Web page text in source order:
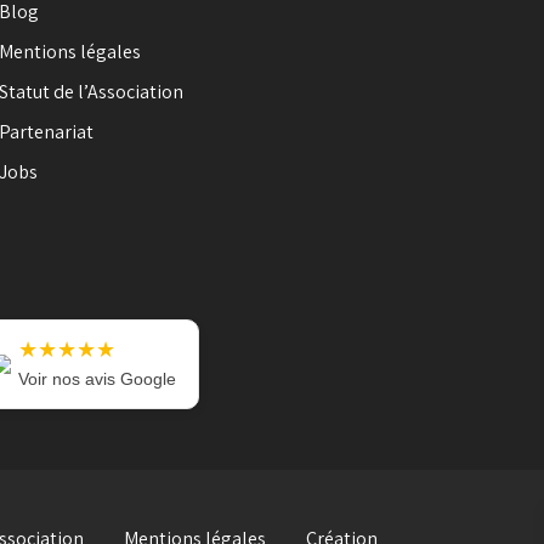
Blog
Mentions légales
Statut de l’Association
Partenariat
Jobs
★★★★★
Voir nos avis Google
Mentions légales Création